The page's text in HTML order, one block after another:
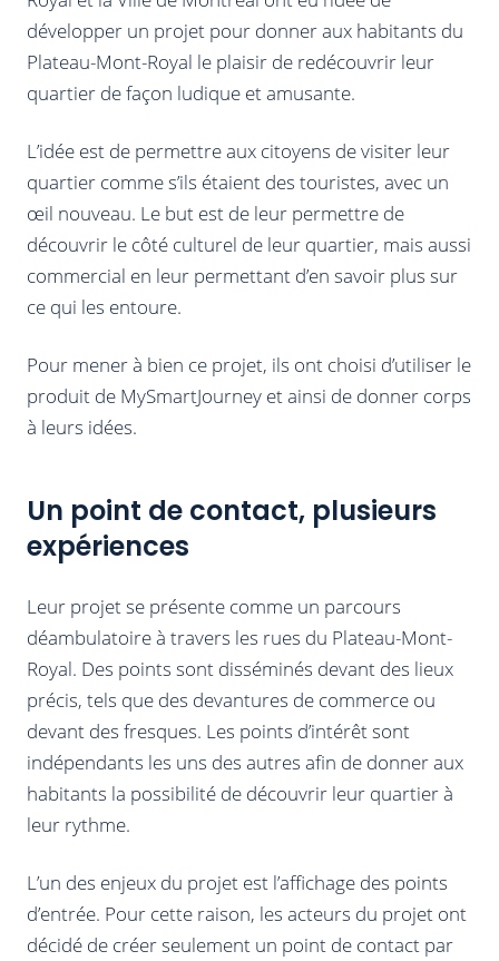
développer un projet pour donner aux habitants du
Plateau-Mont-Royal le plaisir de redécouvrir leur
quartier de façon ludique et amusante.
L’idée est de permettre aux citoyens de visiter leur
quartier comme s’ils étaient des touristes, avec un
œil nouveau. Le but est de leur permettre de
découvrir le côté culturel de leur quartier, mais aussi
commercial en leur permettant d’en savoir plus sur
ce qui les entoure.
Pour mener à bien ce projet, ils ont choisi d’utiliser le
produit de MySmartJourney et ainsi de donner corps
à leurs idées.
Un point de contact, plusieurs
expériences
Leur projet se présente comme un parcours
déambulatoire à travers les rues du Plateau-Mont-
Royal. Des points sont disséminés devant des lieux
précis, tels que des devantures de commerce ou
devant des fresques. Les points d’intérêt sont
indépendants les uns des autres afin de donner aux
habitants la possibilité de découvrir leur quartier à
leur rythme.
L’un des enjeux du projet est l’affichage des points
d’entrée. Pour cette raison, les acteurs du projet ont
décidé de créer seulement un point de contact par